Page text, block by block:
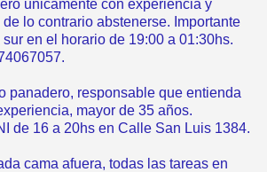
unicamente con experiencia y
lo contrario abstenerse. Importante
en el horario de 19:00 a 01:30hs.
panadero, responsable que entienda
mayor de 35 años.
de 16 a 20hs en Calle San Luis 1384.
cama afuera, todas las tareas en